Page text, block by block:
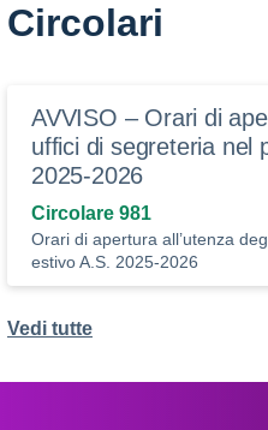
Circolari
AVVISO – Orari di
uffici di segreteria nel
2025-2026
Circolare 981
Orari di apertura all’utenza
estivo A.S. 2025-2026
Vedi tutte